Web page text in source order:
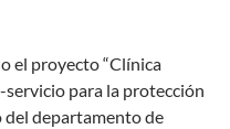
el proyecto “Clínica
para la protección
del departamento de